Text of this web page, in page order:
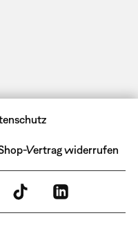
Vertrag widerrufen